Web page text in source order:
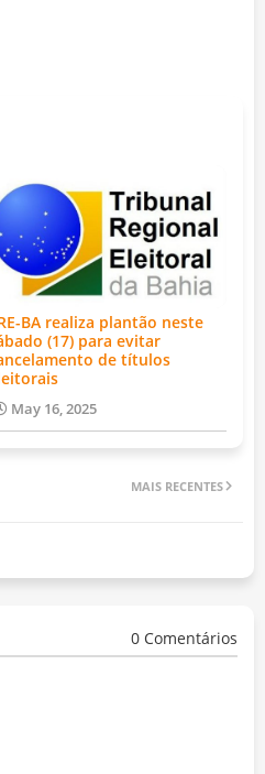
BA realiza plantão neste
(17) para evitar
de títulos
May 16, 2025
MAIS RECENTES
0 Comentários